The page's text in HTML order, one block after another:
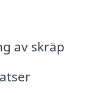
av skräp